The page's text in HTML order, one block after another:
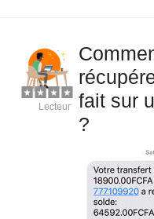
fait sur
?
Lecteur